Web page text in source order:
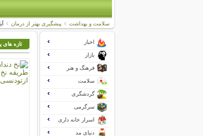
سلامت و بهداشت پیشگیری بهتر از درمان
تازه های اخبار
بازار
فرهنگ و هنر
سلامت
گردشگری
سرگرمی
اسرار خانه داری
دنیای مد